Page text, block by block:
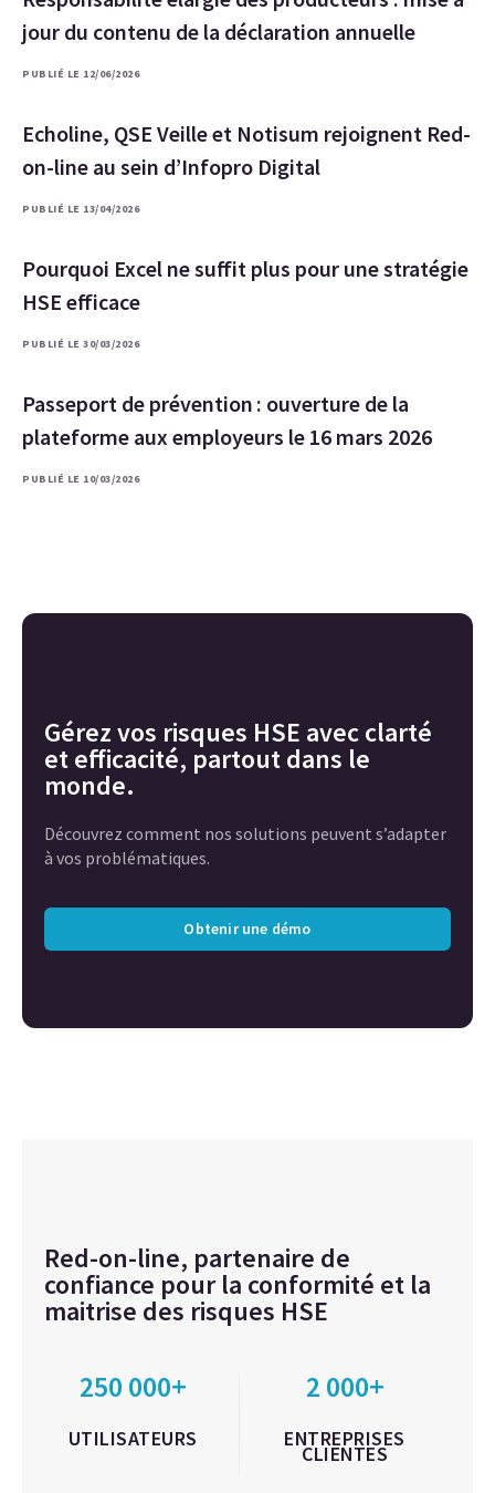
jour du contenu de la déclaration annuelle
PUBLIÉ LE 12/06/2026
Echoline, QSE Veille et Notisum rejoignent Red-
on-line au sein d’Infopro Digital
PUBLIÉ LE 13/04/2026
Pourquoi Excel ne suffit plus pour une stratégie
HSE efficace
PUBLIÉ LE 30/03/2026
Passeport de prévention : ouverture de la
plateforme aux employeurs le 16 mars 2026
PUBLIÉ LE 10/03/2026
Gérez vos risques HSE avec clarté
et efficacité, partout dans le
monde.
Découvrez comment nos solutions peuvent s’adapter
à vos problématiques.
Obtenir une démo
Red-on-line, partenaire de
confiance pour la conformité et la
maitrise des risques HSE
250 000+
UTILISATEURS
2 000+
ENTREPRISES
CLIENTES